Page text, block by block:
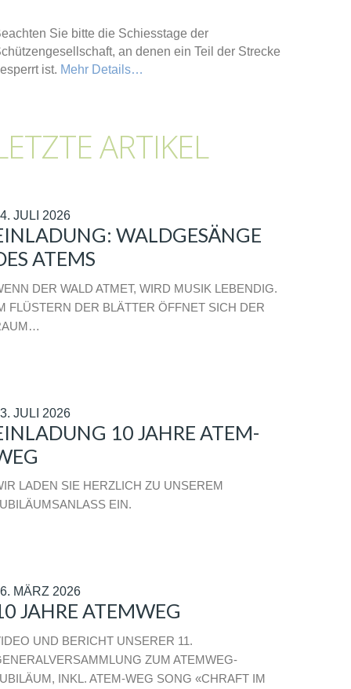
Sie bitte die Schiesstage der
an denen ein Teil der Strecke
ist. Mehr Details…
ARTIKEL
JULI 2026
WALDGESÄNGE
ATEMS
DER WALD ATMET, WIRD MUSIK LEBENDIG.
FLÜSTERN DER BLÄTTER ÖFFNET SICH DER
JULI 2026
10 JAHRE ATEM-
LADEN SIE HERZLICH ZU UNSEREM
EIN.
MÄRZ 2026
JAHRE ATEMWEG
UND BERICHT UNSERER 11.
ZUM ATEMWEG-
INKL. ATEM-WEG SONG «CHRAFT IM